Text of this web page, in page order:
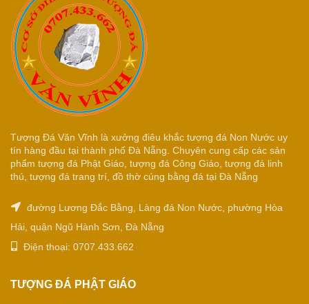
Tượng Đá Văn Vĩnh là xưởng điêu khắc tượng đá Non Nước uy
tín hàng đầu tại thành phố Đà Nẵng. Chuyên cung cấp các sản
phẩm tượng đá Phật Giáo, tượng đá Công Giáo, tượng đá linh
thú, tượng đá trang trí, đồ thờ cúng bằng đá tại Đà Nẵng
đường Lương Đắc Bằng, Làng đá Non Nước, phường Hòa
Hải, quận Ngũ Hành Sơn, Đà Nẵng
Điện thoại: 0707.433.662
TƯỢNG ĐÁ PHẬT GIÁO